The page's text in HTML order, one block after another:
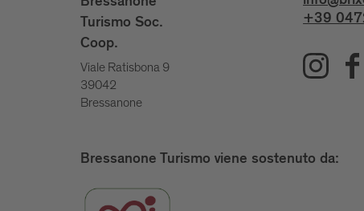
Bressanone
Turismo Soc.
Coop.
Viale Ratisbona 9
39042
Bressanone
+39
Bressanone Turismo viene sostenuto da: